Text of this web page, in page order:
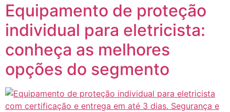
Equipamento de proteção
individual para eletricista:
conheça as melhores
opções do segmento